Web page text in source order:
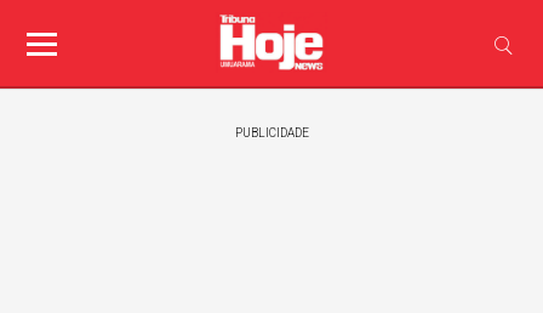
PUBLICIDADE